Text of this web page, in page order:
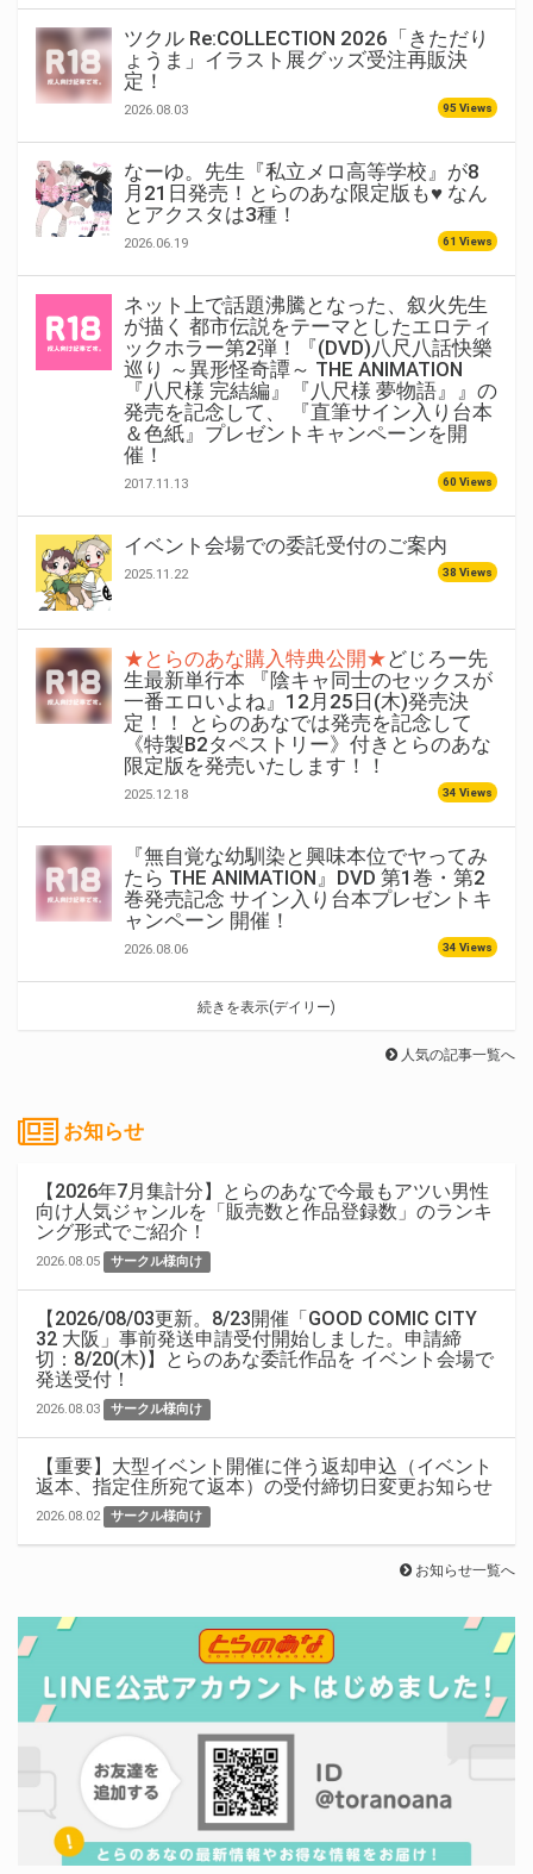
ツクル Re:COLLECTION 2026「きただり
ょうま」イラスト展グッズ受注再販決
定！
2026.08.03 95 Views
なーゆ。先生『私立メロ高等学校』が8
月21日発売！とらのあな限定版も♥ なん
とアクスタは3種！
2026.06.19 61 Views
ネット上で話題沸騰となった、叙火先生
が描く 都市伝説をテーマとしたエロティ
ックホラー第2弾！『(DVD)八尺八話快樂
巡り ～異形怪奇譚～ THE ANIMATION
『八尺様 完結編』『八尺様 夢物語』』の
発売を記念して、 『直筆サイン入り台本
＆色紙』プレゼントキャンペーンを開
催！
2017.11.13 60 Views
イベント会場での委託受付のご案内
2025.11.22 38 Views
★とらのあな購入特典公開★どじろー先
生最新単行本 『陰キャ同士のセックスが
一番エロいよね』12月25日(木)発売決
定！！ とらのあなでは発売を記念して
《特製B2タペストリー》付きとらのあな
限定版を発売いたします！！
2025.12.18 34 Views
『無自覚な幼馴染と興味本位でヤってみ
たら THE ANIMATION』DVD 第1巻・第2
巻発売記念 サイン入り台本プレゼントキ
ャンペーン 開催！
2026.08.06 34 Views
続きを表示(デイリー)
人気の記事一覧へ
お知らせ
【2026年7月集計分】とらのあなで今最もアツい男性
向け人気ジャンルを「販売数と作品登録数」のランキ
ング形式でご紹介！
2026.08.05 サークル様向け
【2026/08/03更新。8/23開催「GOOD COMIC CITY
32 大阪」事前発送申請受付開始しました。申請締
切：8/20(木)】とらのあな委託作品を イベント会場で
発送受付！
2026.08.03 サークル様向け
【重要】大型イベント開催に伴う返却申込（イベント
返本、指定住所宛て返本）の受付締切日変更お知らせ
2026.08.02 サークル様向け
お知らせ一覧へ